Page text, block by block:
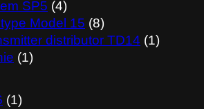
SP5 (4)
Model 15 (8)
distributor TD14 (1)
(1)
(1)